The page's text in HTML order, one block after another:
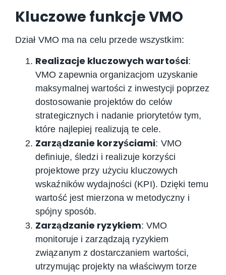
Kluczowe funkcje VMO
Dział VMO ma na celu przede wszystkim:
Realizacje kluczowych wartości:
VMO zapewnia organizacjom uzyskanie
maksymalnej wartości z inwestycji poprzez
dostosowanie projektów do celów
strategicznych i nadanie priorytetów tym,
które najlepiej realizują te cele.
Zarządzanie korzyściami: VMO
definiuje, śledzi i realizuje korzyści
projektowe przy użyciu kluczowych
wskaźników wydajności (KPI). Dzięki temu
wartość jest mierzona w metodyczny i
spójny sposób.
Zarządzanie ryzykiem: VMO
monitoruje i zarządzają ryzykiem
związanym z dostarczaniem wartości,
utrzymując projekty na właściwym torze